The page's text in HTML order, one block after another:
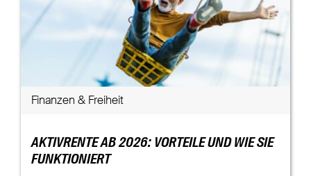
Finanzen & Freiheit
AKTIVRENTE AB 2026: VORTEILE UND WIE SIE
FUNKTIONIERT